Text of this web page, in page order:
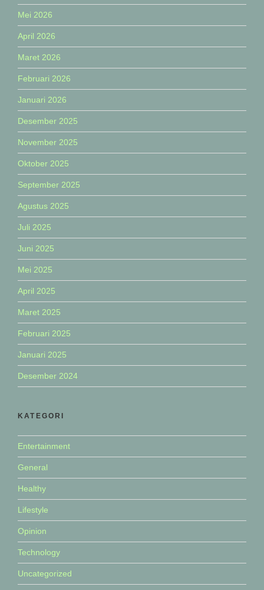
Mei 2026
April 2026
Maret 2026
Februari 2026
Januari 2026
Desember 2025
November 2025
Oktober 2025
September 2025
Agustus 2025
Juli 2025
Juni 2025
Mei 2025
April 2025
Maret 2025
Februari 2025
Januari 2025
Desember 2024
KATEGORI
Entertainment
General
Healthy
Lifestyle
Opinion
Technology
Uncategorized